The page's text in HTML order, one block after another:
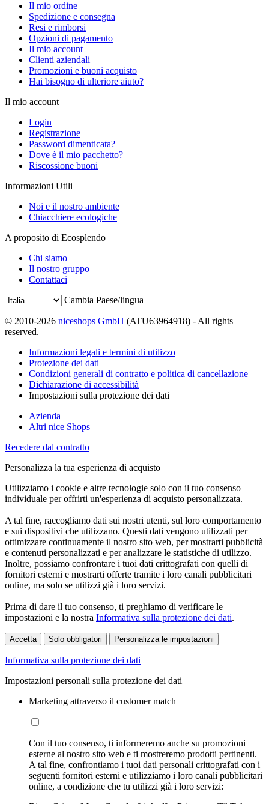
Il mio ordine
Spedizione e consegna
Resi e rimborsi
Opzioni di pagamento
Il mio account
Clienti aziendali
Promozioni e buoni acquisto
Hai bisogno di ulteriore aiuto?
Il mio account
Login
Registrazione
Password dimenticata?
Dove è il mio pacchetto?
Riscossione buoni
Informazioni Utili
Noi e il nostro ambiente
Chiacchiere ecologiche
A proposito di Ecosplendo
Chi siamo
Il nostro gruppo
Contattaci
Cambia Paese/lingua
© 2010-2026 niceshops GmbH (ATU63964918) - All rights
reserved.
Informazioni legali e termini di utilizzo
Protezione dei dati
Condizioni generali di contratto e politica di cancellazione
Dichiarazione di accessibilità
Impostazioni sulla protezione dei dati
Azienda
Altri nice Shops
Recedere dal contratto
Personalizza la tua esperienza di acquisto
Utilizziamo i cookie e altre tecnologie solo con il tuo consenso
individuale per offrirti un'esperienza di acquisto personalizzata.
A tal fine, raccogliamo dati sui nostri utenti, sul loro comportamento
e sui dispositivi che utilizzano. Questi dati vengono utilizzati per
ottimizzare continuamente il nostro sito web, per mostrarti pubblicità
e contenuti personalizzati e per analizzare le statistiche di utilizzo.
Inoltre, possiamo confrontare i tuoi dati crittografati con quelli di
fornitori esterni e mostrarti offerte tramite i loro canali pubblicitari
online, ma solo se utilizzi già i loro servizi.
Prima di dare il tuo consenso, ti preghiamo di verificare le
impostazioni e la nostra Informativa sulla protezione dei dati.
Accetta Solo obbligatori Personalizza le impostazioni
Informativa sulla protezione dei dati
Impostazioni personali sulla protezione dei dati
Marketing attraverso il customer match
Con il tuo consenso, ti informeremo anche su promozioni
esterne al nostro sito web e ti mostreremo prodotti pertinenti.
A tal fine, confrontiamo i tuoi dati personali crittografati con i
seguenti fornitori esterni e utilizziamo i loro canali pubblicitari
online, a condizione che tu utilizzi già i loro servizi: